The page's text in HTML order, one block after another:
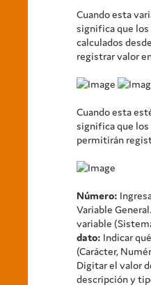
Cuando esta
significa que
calculados
registrar valor
Cuando esta
significa que
permitirán
Número:
Variable General.
variable
dato: Indicar
(Carácter,
Digitar el valor
descripción y